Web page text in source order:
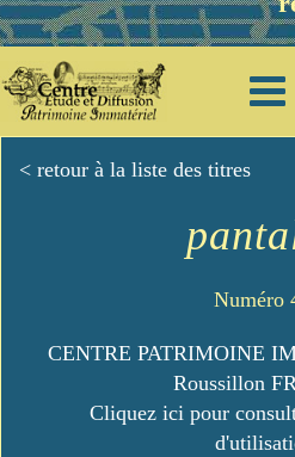
< retour à la liste des titres
Numéro
CENTRE PATRIMOINE
Roussillon
Cliquez ici pour